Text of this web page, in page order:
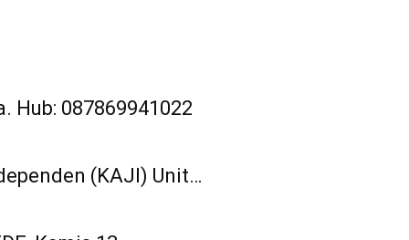
Hub: 087869941022
(KAJI) Unit…